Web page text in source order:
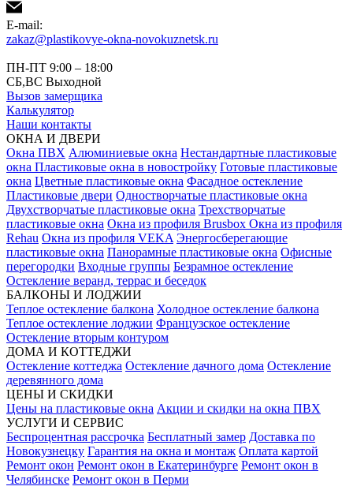
E-mail:
zakaz@plastikovye-okna-novokuznetsk.ru
ПН-ПТ 9:00 – 18:00
СБ,ВС Выходной
Вызов замерщика
Калькулятор
Наши контакты
ОКНА И ДВЕРИ
Окна ПВХ Алюминиевые окна Нестандартные пластиковые
окна Пластиковые окна в новостройку Готовые пластиковые
окна Цветные пластиковые окна Фасадное остекление
Пластиковые двери Одностворчатые пластиковые окна
Двухстворчатые пластиковые окна Трехстворчатые
пластиковые окна Окна из профиля Brusbox Окна из профиля
Rehau Окна из профиля VEKA Энергосберегающие
пластиковые окна Панорамные пластиковые окна Офисные
перегородки Входные группы Безрамное остекление
Остекление веранд, террас и беседок
БАЛКОНЫ И ЛОДЖИИ
Теплое остекление балкона Холодное остекление балкона
Теплое остекление лоджии Французское остекление
Остекление вторым контуром
ДОМА И КОТТЕДЖИ
Остекление коттеджа Остекление дачного дома Остекление
деревянного дома
ЦЕНЫ И СКИДКИ
Цены на пластиковые окна Акции и скидки на окна ПВХ
УСЛУГИ И СЕРВИС
Беспроцентная рассрочка Бесплатный замер Доставка по
Новокузнецку Гарантия на окна и монтаж Оплата картой
Ремонт окон Ремонт окон в Екатеринбурге Ремонт окон в
Челябинске Ремонт окон в Перми